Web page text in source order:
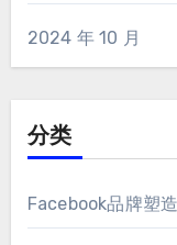
2024 年 10 月
分类
Facebook品牌塑造